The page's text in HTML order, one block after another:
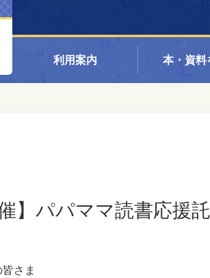
利用案内 本・資料
】パパママ読書応援
さま